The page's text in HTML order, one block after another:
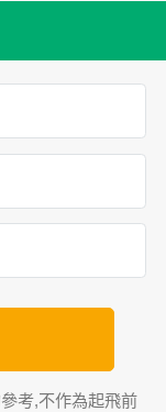
考,不作為起飛前